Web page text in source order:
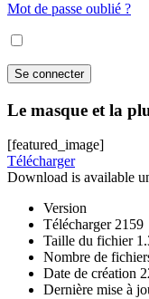
Mot de passe oublié ?
Le masque et la
[featured_image]
Télécharger
Download is available
Version
Télécharger2159
Taille du fichier
Nombre de
Date de création
Dernière mise à